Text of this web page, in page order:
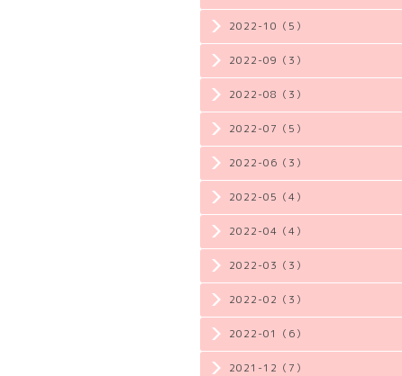
2022-10（5）
2022-09（3）
2022-08（3）
2022-07（5）
2022-06（3）
2022-05（4）
2022-04（4）
2022-03（3）
2022-02（3）
2022-01（6）
2021-12（7）